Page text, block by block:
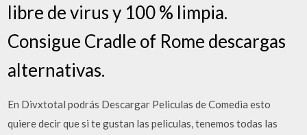
libre de virus y 100 % limpia.
Consigue Cradle of Rome descargas
alternativas.
En Divxtotal podrás Descargar Peliculas de Comedia esto
quiere decir que si te gustan las peliculas, tenemos todas las